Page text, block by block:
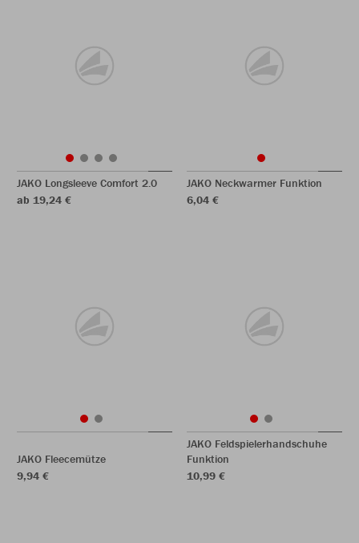
JAKO Longsleeve Comfort 2.0
ab 19,24 €
JAKO Neckwarmer Funktion
6,04 €
JAKO Fleecemütze
9,94 €
JAKO Feldspielerhandschuhe
Funktion
10,99 €